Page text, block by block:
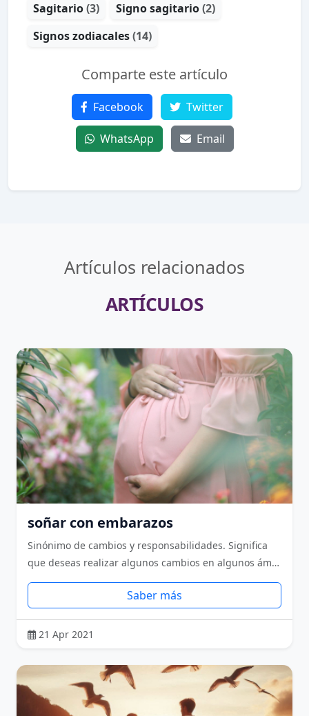
Sagitario(3) Signo sagitario(2)
Signos zodiacales(14)
Comparte este artículo
Facebook Twitter
WhatsApp Email
Artículos relacionados
ARTÍCULOS
soñar con embarazos
Sinónimo de cambios y responsabilidades. Significa
que deseas realizar algunos cambios en algunos ám…
Saber más
21 Apr 2021